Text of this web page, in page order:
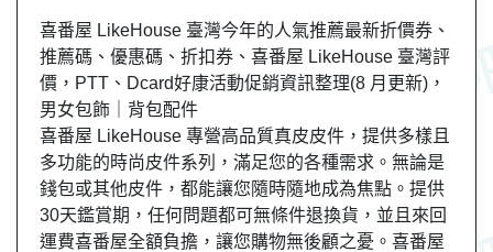
喜番屋 LikeHouse 臺灣今年的人氣推薦最新折價券、
推薦碼、優惠碼、折扣券、喜番屋 LikeHouse 臺灣評
價，PTT、Dcard好康活動促銷資訊整理(8 月更新)，
男女包飾｜背包配件
喜番屋 LikeHouse 專營高品質真皮皮件，提供多樣且
多功能的時尚皮件系列，滿足您的各種需求。無論是
錢包或其他皮件，都能讓您隨時隨地成為焦點。提供
30天鑑賞期，任何問題都可無條件退換貨，並且來回
運費喜番屋全額負擔，讓您購物無後顧之憂。喜番屋